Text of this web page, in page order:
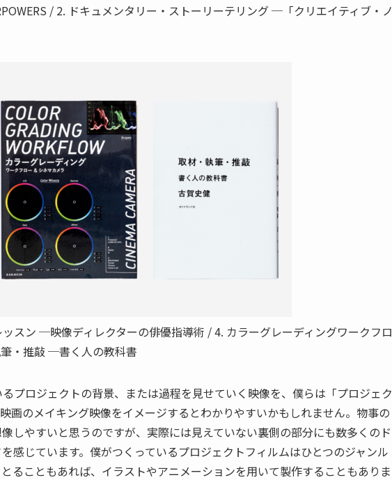
/ 2. ドキュメンタリー・ストーリーテリング ─「クリエイティブ・ノ
ッスン ─映像ディレクターの俳優指導術 / 4. カラーグレーディングワークフロ
・推敲 ─書く人の教科書
プロジェクトの背景、または過程を見せていく映像を、僕らは「プロジェク
画のメイキング映像をイメージするとわかりやすいかもしれません。物事の
しやすいと思うのですが、実際には見えていない裏側の部分にも数多くのド
感じています。僕がつくっているプロジェクトフィルムはひとつのジャンル
ることもあれば、イラストやアニメーションを用いて製作することもありま